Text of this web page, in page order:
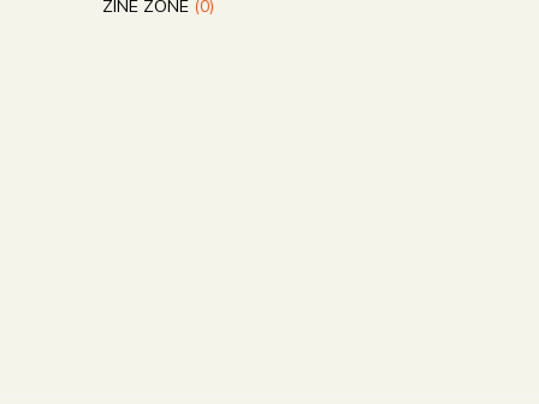
ZINE ZONE(0)